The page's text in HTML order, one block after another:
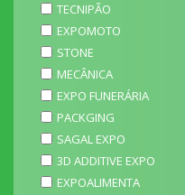
TECNIPÃO
EXPOMOTO
STONE
MECÂNICA
EXPO FUNERÁRIA
PACKGING
SAGAL EXPO
3D ADDITIVE EXPO
EXPOALIMENTA